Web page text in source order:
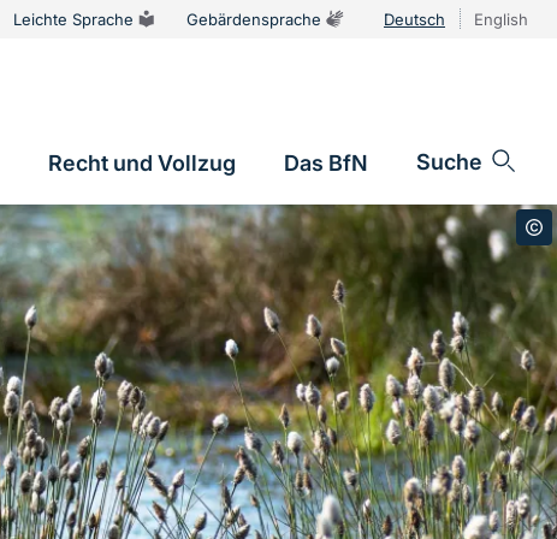
Leichte Sprache Gebärdensprache Deutsch English
Recht und Vollzug Das BfN Suche